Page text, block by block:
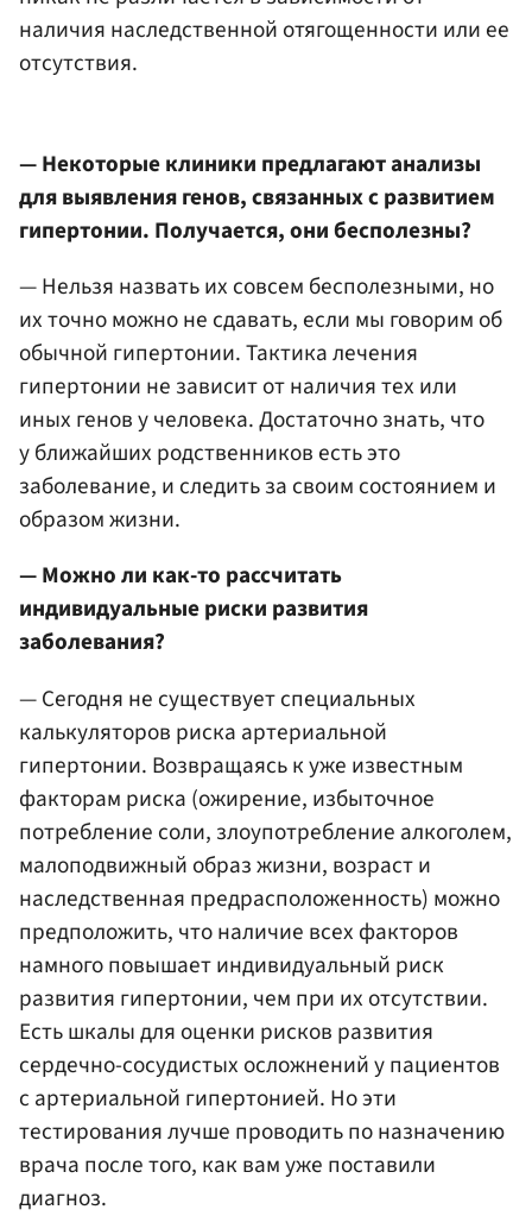
наличия наследственной отягощенности или ее
отсутствия.
— Некоторые клиники предлагают анализы
для выявления генов, связанных с развитием
гипертонии. Получается, они бесполезны?
— Нельзя назвать их совсем бесполезными, но
их точно можно не сдавать, если мы говорим об
обычной гипертонии. Тактика лечения
гипертонии не зависит от наличия тех или
иных генов у человека. Достаточно знать, что
у ближайших родственников есть это
заболевание, и следить за своим состоянием и
образом жизни.
— Можно ли как-то рассчитать
индивидуальные риски развития
заболевания?
— Сегодня не существует специальных
калькуляторов риска артериальной
гипертонии. Возвращаясь к уже известным
факторам риска (ожирение, избыточное
потребление соли, злоупотребление алкоголем,
малоподвижный образ жизни, возраст и
наследственная предрасположенность) можно
предположить, что наличие всех факторов
намного повышает индивидуальный риск
развития гипертонии, чем при их отсутствии.
Есть шкалы для оценки рисков развития
сердечно-сосудистых осложнений у пациентов
с артериальной гипертонией. Но эти
тестирования лучше проводить по назначению
врача после того, как вам уже поставили
диагноз.